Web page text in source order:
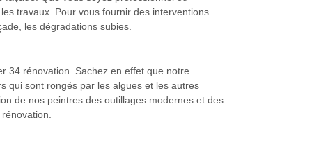
travaux. Pour vous fournir des interventions
les dégradations subies.
34 rénovation. Sachez en effet que notre
qui sont rongés par les algues et les autres
de nos peintres des outillages modernes et des